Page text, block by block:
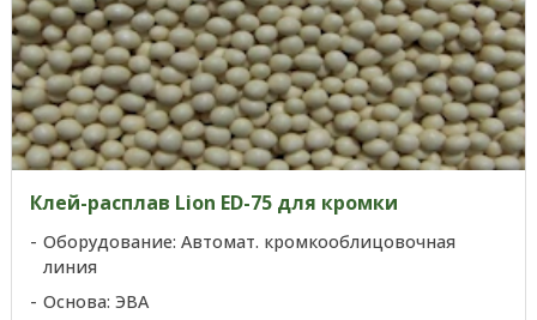
Клей-расплав Lion ED-75 для кромки
Оборудование: Автомат. кромкооблицовочная
линия
Основа: ЭВА